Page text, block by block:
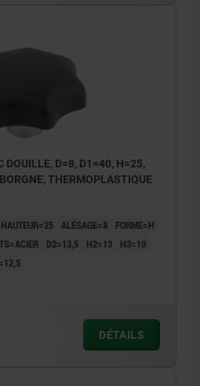
DOUILLE, D=8, D1=40, H=25,
THERMOPLASTIQUE
HAUTEUR=25 ALÉSAGE=8
FORME=H
D2=13,5 H2=13
H3=10
DÉTAILS